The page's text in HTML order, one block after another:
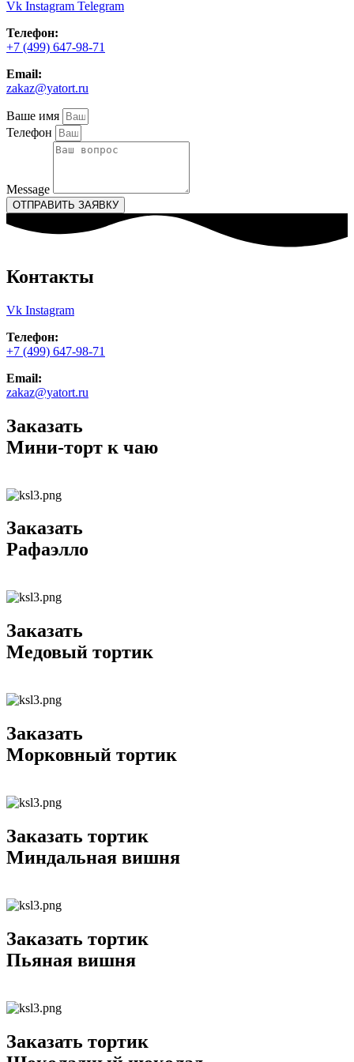
Vk Instagram Telegram
Телефон:
+7 (499) 647-98-71
Email:
zakaz@yatort.ru
Ваше имя
Телефон
Message
ОТПРАВИТЬ ЗАЯВКУ
Контакты
Vk Instagram
Телефон:
+7 (499) 647-98-71
Email:
zakaz@yatort.ru
Заказать
Мини-торт к чаю
Заказать
Рафаэлло
Заказать
Медовый тортик
Заказать
Морковный тортик
Заказать тортик
Миндальная вишня
Заказать тортик
Пьяная вишня
Заказать тортик